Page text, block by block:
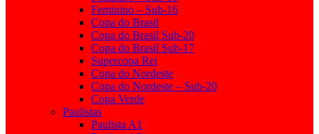
Feminino – Sub-16
Copa do Brasil
Copa do Brasil Sub-20
Copa do Brasil Sub-17
Supercopa Rei
Copa do Nordeste
Copa do Nordeste – Sub-20
Copa Verde
Paulistas
Paulista A1